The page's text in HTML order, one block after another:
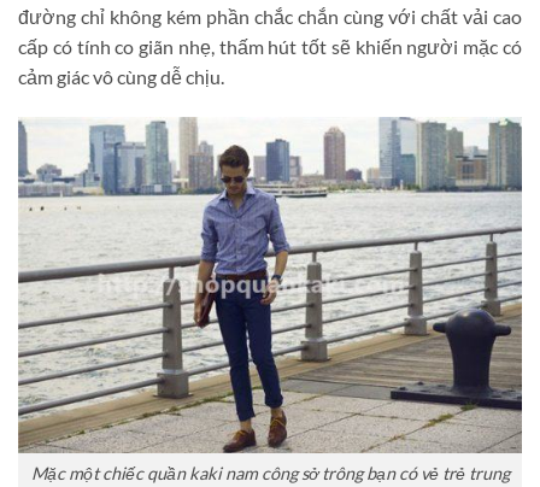
đường chỉ không kém phần chắc chắn cùng với chất vải cao
cấp có tính co giãn nhẹ, thấm hút tốt sẽ khiến người mặc có
cảm giác vô cùng dễ chịu.
Mặc một chiếc quần kaki nam công sở trông bạn có vẻ trẻ trung